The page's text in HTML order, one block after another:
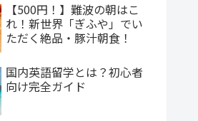
【500円！】難波の朝はこ
れ！新世界「ぎふや」でい
ただく絶品・豚汁朝食！
国内英語留学とは？初心者
向け完全ガイド